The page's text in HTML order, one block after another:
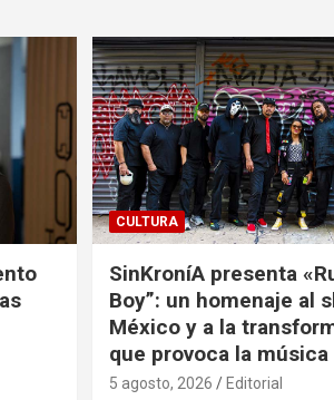
CULTURA
SinKroníA presenta
Boy”: un homenaje al
México y a la
que provoca la música
5 agosto, 2026 Editorial